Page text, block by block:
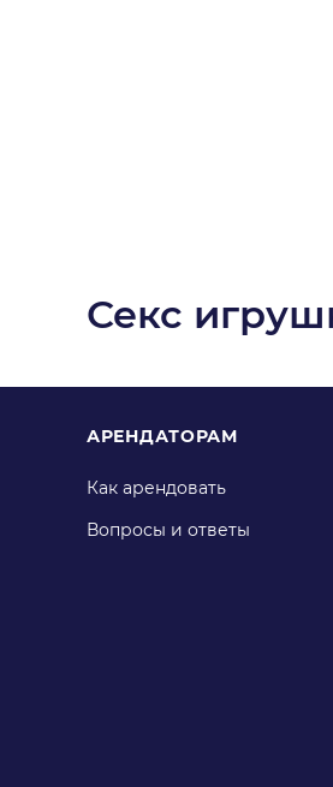
Секс
АРЕНДАТОРАМ
Как арендовать
Вопросы и ответы